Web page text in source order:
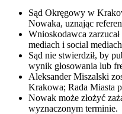
Sąd Okręgowy w
Nowaka, uznając
Wnioskodawca
mediach i social
Sąd nie stwierdził, by
wynik głosowania lub
Aleksander Miszalski
Krakowa; Rada Miasta
Nowak może złożyć
wyznaczonym terminie.